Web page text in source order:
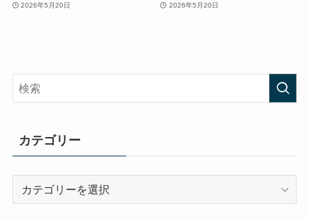
2026年5月20日 2026年5月20日
カテゴリー